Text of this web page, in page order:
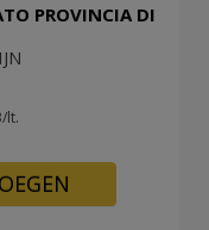
PROVINCIA DI
lt.